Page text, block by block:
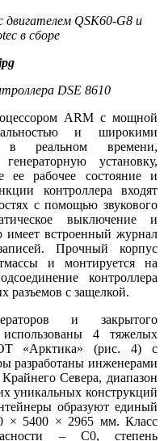
двигателем QSK60‑G8 и
в сборе
DSE 8610
ARM с мощной
и широкими
в реальном времени,
установку,
ее рабочее состояние и
контроллера входят
с помощью звукового
выключение и
имеет встроенный журнал
Прочный корпус
и монтируется на
контроллера
разъемов с защелкой.
и закрытого
использованы 4 тяжелых
«Арктика» (рис. 4) с
разработаны инженерами
Севера, диапазон
уникальных конструкций
образуют единый
× 5400 × 2965 мм. Класс
– С0, степень